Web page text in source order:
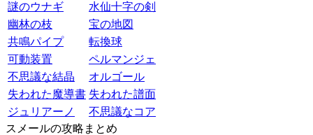
謎のウナギ
水仙十字の剣
幽林の枝
宝の地図
共鳴パイプ
転換球
可動装置
ペルマンジェ
不思議な結晶
オルゴール
失われた魔導書 失われた譜面
ジュリアーノ
不思議なコア
スメールの攻略まとめ